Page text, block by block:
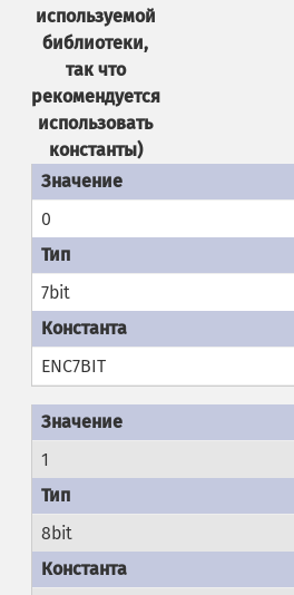
используемой
библиотеки,
так что
рекомендуется
использовать
константы)
0
7bit
ENC7BIT
1
8bit